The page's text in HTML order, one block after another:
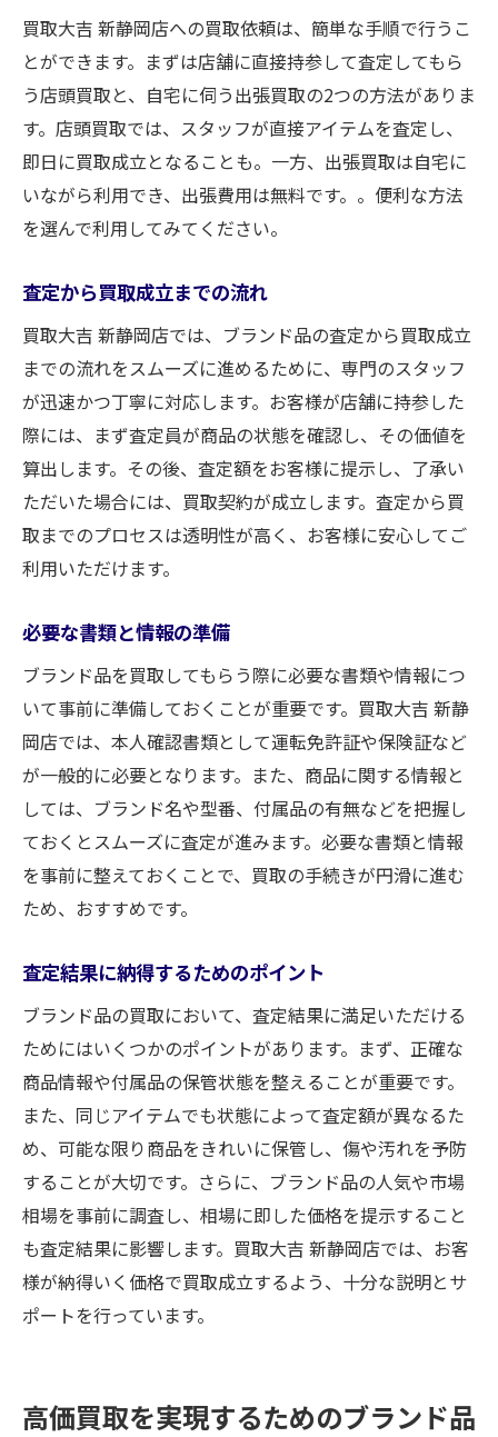
買取大吉 新静岡店への買取依頼は、簡単な手順で行うこ
とができます。まずは店舗に直接持参して査定してもら
う店頭買取と、自宅に伺う出張買取の2つの方法がありま
す。店頭買取では、スタッフが直接アイテムを査定し、
即日に買取成立となることも。一方、出張買取は自宅に
いながら利用でき、出張費用は無料です。。便利な方法
を選んで利用してみてください。
査定から買取成立までの流れ
買取大吉 新静岡店では、ブランド品の査定から買取成立
までの流れをスムーズに進めるために、専門のスタッフ
が迅速かつ丁寧に対応します。お客様が店舗に持参した
際には、まず査定員が商品の状態を確認し、その価値を
算出します。その後、査定額をお客様に提示し、了承い
ただいた場合には、買取契約が成立します。査定から買
取までのプロセスは透明性が高く、お客様に安心してご
利用いただけます。
必要な書類と情報の準備
ブランド品を買取してもらう際に必要な書類や情報につ
いて事前に準備しておくことが重要です。買取大吉 新静
岡店では、本人確認書類として運転免許証や保険証など
が一般的に必要となります。また、商品に関する情報と
しては、ブランド名や型番、付属品の有無などを把握し
ておくとスムーズに査定が進みます。必要な書類と情報
を事前に整えておくことで、買取の手続きが円滑に進む
ため、おすすめです。
査定結果に納得するためのポイント
ブランド品の買取において、査定結果に満足いただける
ためにはいくつかのポイントがあります。まず、正確な
商品情報や付属品の保管状態を整えることが重要です。
また、同じアイテムでも状態によって査定額が異なるた
め、可能な限り商品をきれいに保管し、傷や汚れを予防
することが大切です。さらに、ブランド品の人気や市場
相場を事前に調査し、相場に即した価格を提示すること
も査定結果に影響します。買取大吉 新静岡店では、お客
様が納得いく価格で買取成立するよう、十分な説明とサ
ポートを行っています。
高価買取を実現するためのブランド品